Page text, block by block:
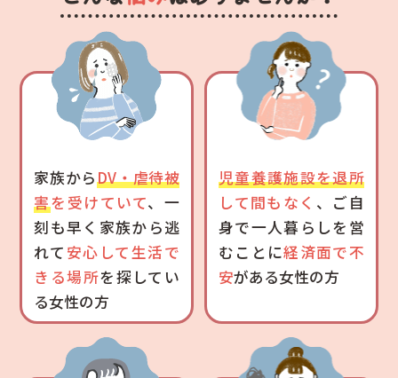
家族からDV・虐待被
害を受けていて、一
刻も早く家族から逃
れて 安心して生活で
きる場所を探してい
る女性の方
児童養護施設を退所
して間もなく 、ご自
身で一人暮らしを営
むことに経済面で不
安がある女性の方